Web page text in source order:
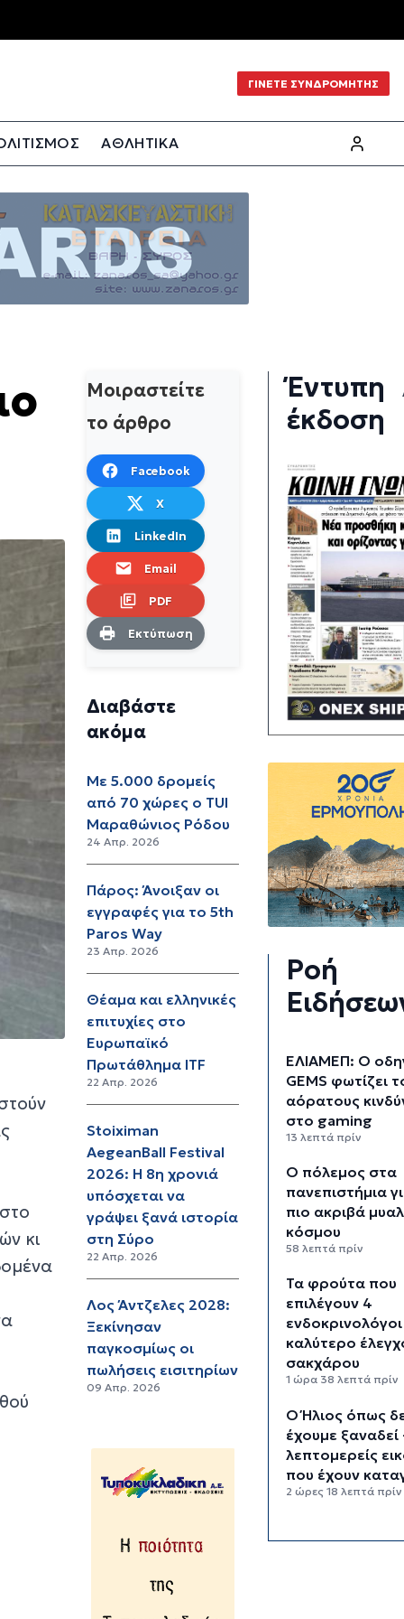
ΓΙΝΕΤΕ ΣΥΝΔΡΟΜΗΤΗΣ
ΑΘΛΗΤΙΚΑ
κι
Μοιραστείτε
το άρθρο
Facebook
X
LinkedIn
Email
PDF
Εκτύπωση
Διαβάστε
ακόμα
Με 5.000 δρομείς
από 70 χώρες ο TUI
Mαραθώνιος Ρόδου
24 Απρ. 2026
Πάρος: Άνοιξαν οι
εγγραφές για το 5th
Paros Way
23 Απρ. 2026
Θέαμα και ελληνικές
επιτυχίες στο
Ευρωπαϊκό
Πρωτάθλημα ITF
22 Απρ. 2026
Stoiximan
AegeanBall Festival
2026: Η 8η χρονιά
υπόσχεται να
γράψει ξανά ιστορία
στη Σύρο
22 Απρ. 2026
Λος Άντζελες 2028:
Ξεκίνησαν
παγκοσμίως οι
πωλήσεις εισιτηρίων
09 Απρ. 2026
Έντυπη
έκδοση
Ροή
ΕΛΙΑΜΕΠ: Ο
GEMS φωτίζει
αόρατους
στο gaming
13 λεπτά πρίν
Ο πόλεμος στα
πανεπιστήμια
πιο ακριβά
κόσμου
58 λεπτά πρίν
Τα φρούτα που
επιλέγουν 4
ενδοκρινολόγοι
καλύτερο
σακχάρου
1 ώρα 38 λεπτά πρίν
Ο Ήλιος όπως
έχουμε ξαναδεί
λεπτομερείς
που έχουν
2 ώρες 18 λεπτά πρίν
και προσωπική